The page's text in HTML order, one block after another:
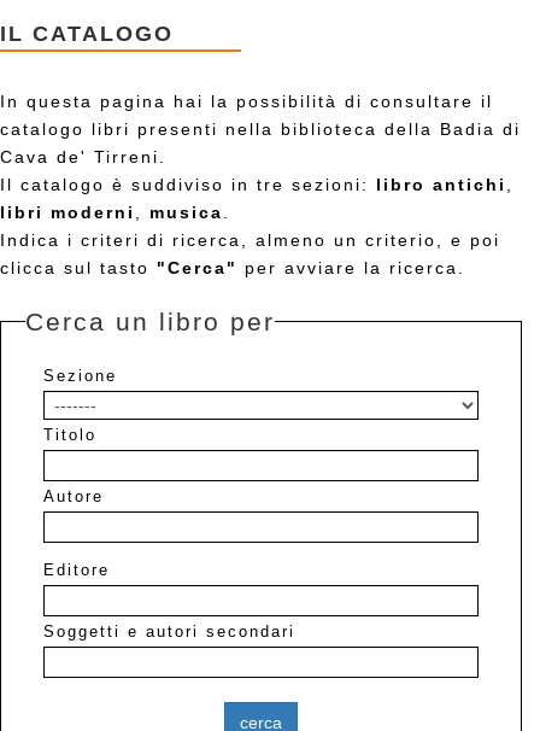
IL CATALOGO
In questa pagina hai la possibilità di consultare il
catalogo libri presenti nella biblioteca della Badia di
Cava de' Tirreni.
Il catalogo è suddiviso in tre sezioni: libro antichi
libri moderni
musica
Indica i criteri di ricerca, almeno un criterio, e poi
clicca sul tasto "Cerca" per avviare la ricerca.
Cerca un libro per
Sezione
Titolo
Autore
Editore
Soggetti e autori secondari